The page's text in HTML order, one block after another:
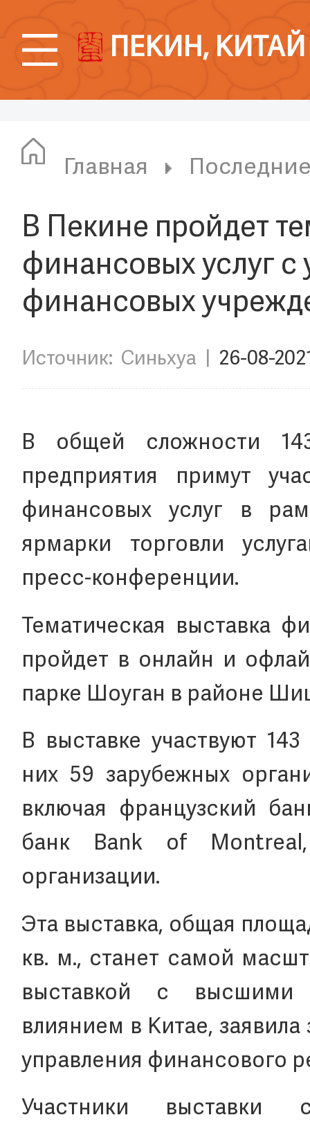
ПЕКИН, КИТАЙ
Главная
В Пекине пройдет
финансовых услуг с
финансовых
Источник: Синьхуа 26-08-
В общей сложности
предприятия примут
финансовых услуг в
ярмарки торговли
пресс-конференции.
Тематическая выставка
пройдет в онлайн и
парке Шоуган в районе
В выставке участвуют
них 59 зарубежных
включая французский
банк Bank of
организации.
Эта выставка, общая
кв. м., станет самой
выставкой с высшими
влиянием в Китае,
управления финансового
Участники выставки